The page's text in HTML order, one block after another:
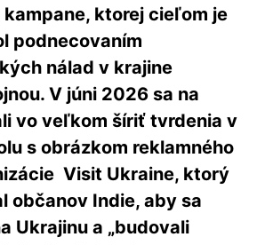
ktorej cieľom je
podnecovaním
nálad v krajine
V júni 2026 sa na
vo veľkom šíriť tvrdenia v
s obrázkom reklamného
Visit Ukraine, ktorý
občanov Indie, aby sa
Ukrajinu a „budovali